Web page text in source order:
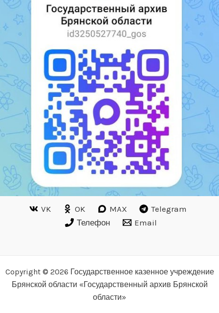
VK OK MAX
Telegram
Телефон
Email
Copyright © 2026 Государственное казенное учреждение
Брянской области «Государственный архив Брянской
области»